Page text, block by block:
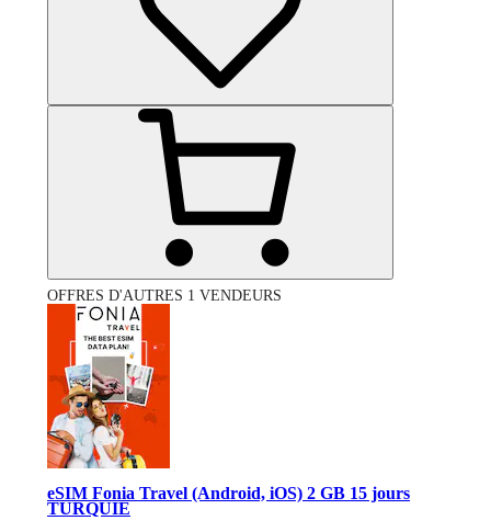
OFFRES D'AUTRES 1 VENDEURS
eSIM Fonia Travel (Android, iOS) 2 GB 15 jours
TURQUIE